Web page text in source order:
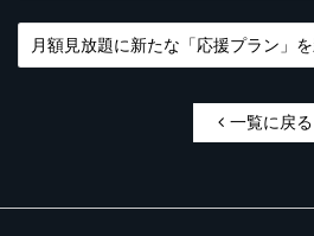
月額見放題に新たな「応援プラン」
一覧に戻る